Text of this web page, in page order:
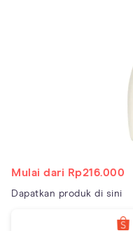
Mulai dari Rp216.000
Dapatkan produk di sini